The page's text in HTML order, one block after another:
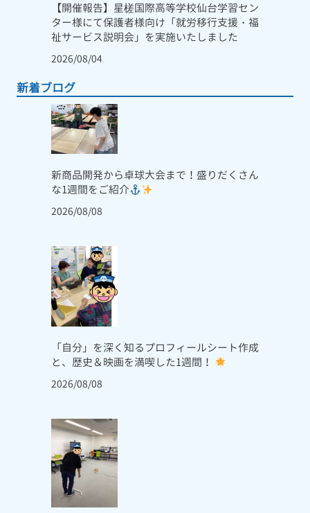
【開催報告】星槎国際高等学校仙台学習セン
ター様にて保護者様向け「就労移行支援・福
祉サービス説明会」を実施いたしました
2026/08/04
新着ブログ
新商品開発から卓球大会まで！盛りだくさん
な1週間をご紹介
2026/08/08
「自分」を深く知るプロフィールシート作成
と、歴史＆映画を満喫した1週間！
2026/08/08